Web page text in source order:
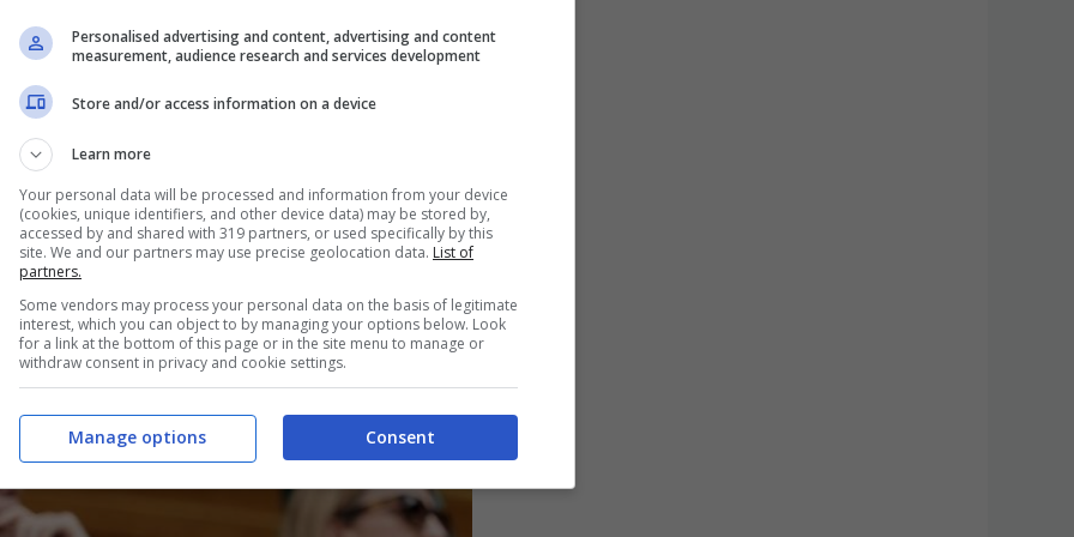
come “terribile” e accusando il
sottrarre attenzione alla pubblicazione
ha infatti definito l’agire di Harry
nell’oscurare gli eventi legati al
Personalised advertising and content, advertising and content
measurement, audience research and services development
Store and/or access information on a device
Learn more
Your personal data will be processed and information from your device
(cookies, unique identifiers, and other device data) may be stored by,
accessed by and shared with 319 partners, or used specifically by this
site. We and our partners may use precise geolocation data. List of
partners.
Some vendors may process your personal data on the basis of legitimate
interest, which you can object to by managing your options below. Look
for a link at the bottom of this page or in the site menu to manage or
withdraw consent in privacy and cookie settings.
Consent
Manage options